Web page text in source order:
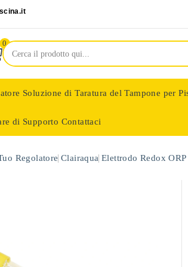
0
Soluzione di Taratura del Tampone per
di Supporto Contattaci
Regolatore Clairaqua Elettrodo Redox